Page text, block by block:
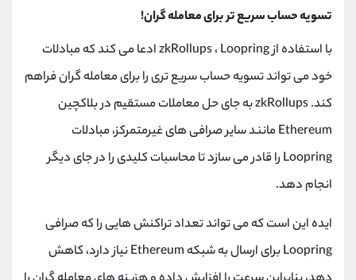
تسویه حساب سریع تر برای معامله گران!
با استفاده از zkRollups ، Loopring ادعا می کند که مبادلات
خود می تواند تسویه حساب سریع تری را برای معامله گران فراهم
کند. zkRollups به جای حل معاملات مستقیم در بلاکچین
Ethereum مانند سایر صرافی های غیرمتمرکز، مبادلات
Loopring را قادر می سازد تا محاسبات کلیدی را در جای دیگر
انجام دهد.
ایده این است که می تواند تعداد تراکنش هایی را که صرافی
Loopring برای ارسال به شبکه Ethereum نیاز دارد، کاهش